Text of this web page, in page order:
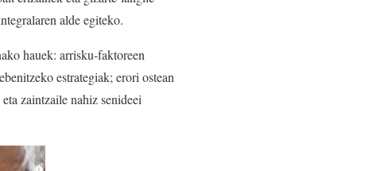
alde egiteko.
hauek: arrisku-faktoreen
estrategiak; erori ostean
zaintzaile nahiz senideei